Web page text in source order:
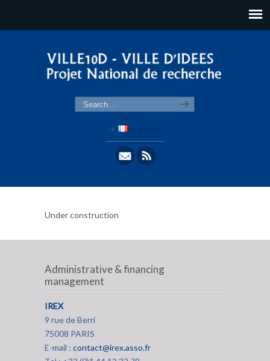
Français
Under construction
Administrative & financing
management
IREX
9 rue de Berri
75008 PARIS
E-mail : contact@irex.asso.fr